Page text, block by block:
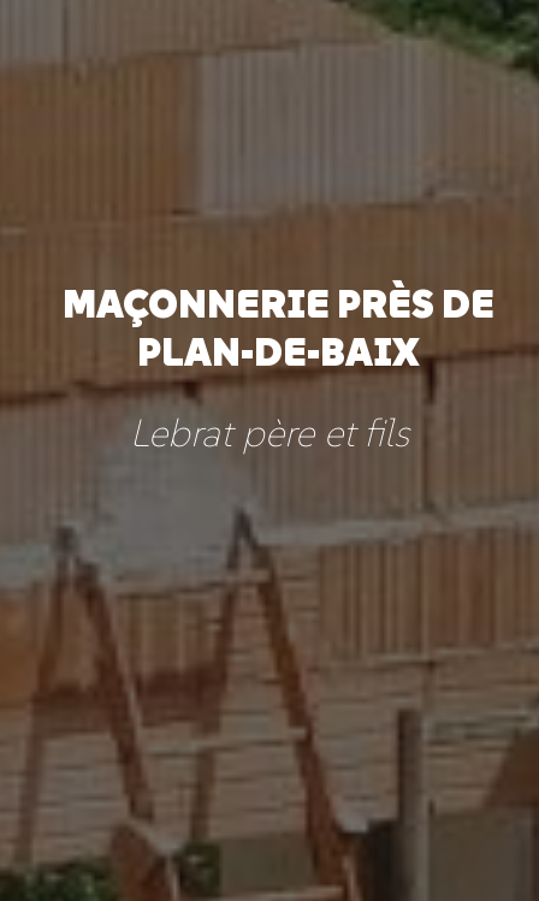
MAÇONNERIE PRÈS DE
PLAN-DE-BAIX
Lebrat père et fils